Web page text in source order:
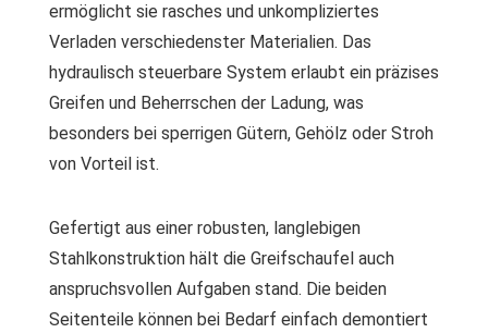
ermöglicht sie rasches und unkompliziertes
Verladen verschiedenster Materialien. Das
hydraulisch steuerbare System erlaubt ein präzises
Greifen und Beherrschen der Ladung, was
besonders bei sperrigen Gütern, Gehölz oder Stroh
von Vorteil ist.
Gefertigt aus einer robusten, langlebigen
Stahlkonstruktion hält die Greifschaufel auch
anspruchsvollen Aufgaben stand. Die beiden
Seitenteile können bei Bedarf einfach demontiert